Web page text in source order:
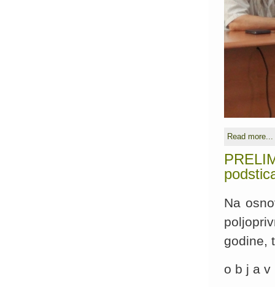
Read more...
Na
godine,
o b j a v